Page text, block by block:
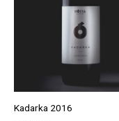
Kadarka 2016